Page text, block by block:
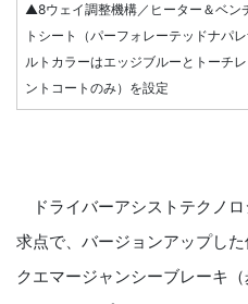
▲8ウェイ調整機構／ヒーター＆ベン
トシート（パーフォレーテッドナパ
ルトカラーはエッジブルーとトーチ
ントコートのみ）を設定
ドライバーアシストテクノ
求点で、バージョンアップし
クエマージャンシーブレーキ